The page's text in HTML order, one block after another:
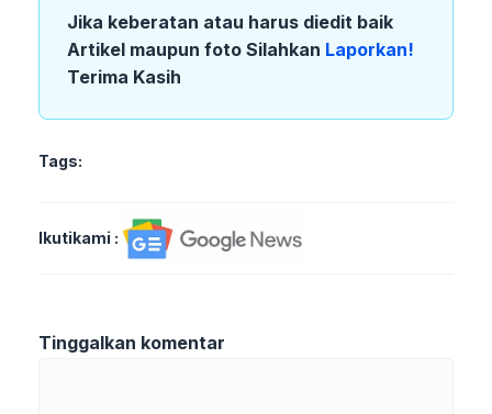
Jika keberatan atau harus diedit baik
Artikel maupun foto Silahkan Laporkan!
Terima Kasih
Tags:
Ikutikami :
Tinggalkan komentar